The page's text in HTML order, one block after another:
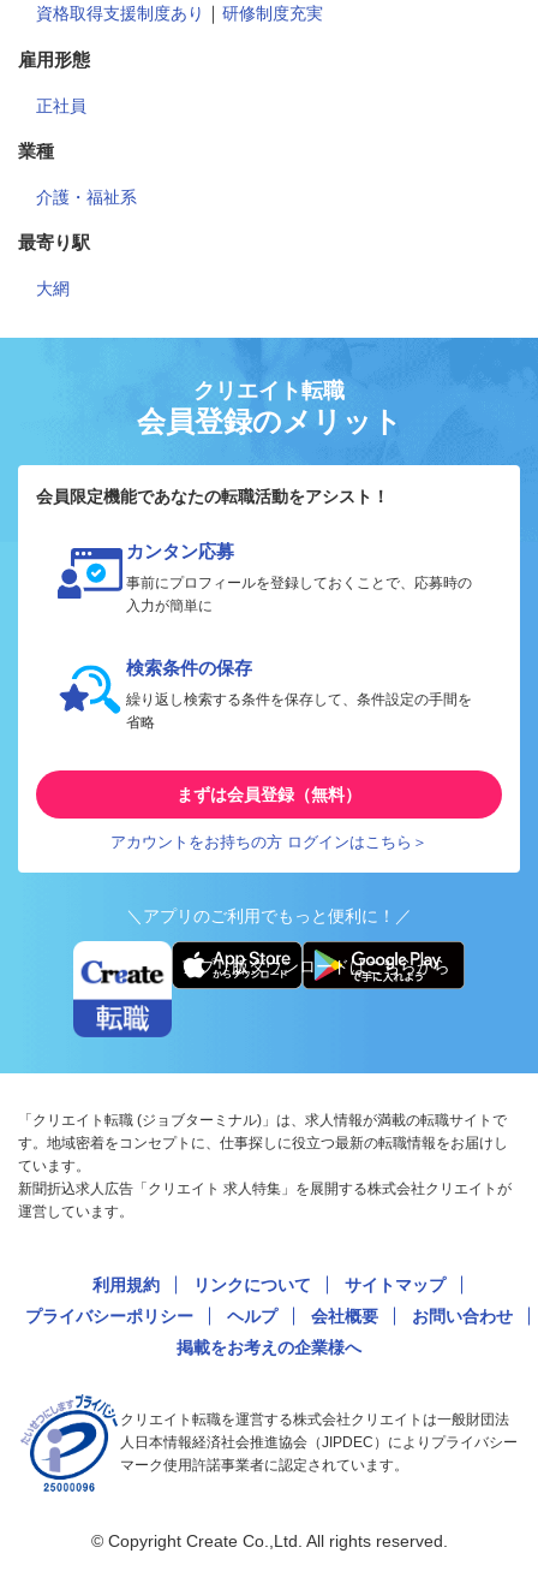
資格取得支援制度あり ｜ 研修制度充実
雇用形態
正社員
業種
介護・福祉系
最寄り駅
大網
クリエイト転職
会員登録のメリット
会員限定機能であなたの転職活動をアシスト！
カンタン応募
事前にプロフィールを登録しておくことで、応募時の
入力が簡単に
検索条件の保存
繰り返し検索する条件を保存して、条件設定の手間を
省略
まずは会員登録（無料）
アカウントをお持ちの方 ログインはこちら＞
＼アプリのご利用でもっと便利に！／
アプリ版ダウンロードはこちらから
「クリエイト転職 (ジョブターミナル)」は、求人情報が満載の転職サイトで
す。地域密着をコンセプトに、仕事探しに役立つ最新の転職情報をお届けし
ています。
新聞折込求人広告「クリエイト 求人特集」を展開する株式会社クリエイトが
運営しています。
利用規約 リンクについて
サイトマップ
プライバシーポリシー
ヘルプ 会社概要
お問い合わせ
掲載をお考えの企業様へ
クリエイト転職を運営する株式会社クリエイトは一般財団法
人日本情報経済社会推進協会（JIPDEC）によりプライバシー
マーク使用許諾事業者に認定されています。
© Copyright Create Co.,Ltd. All rights reserved.